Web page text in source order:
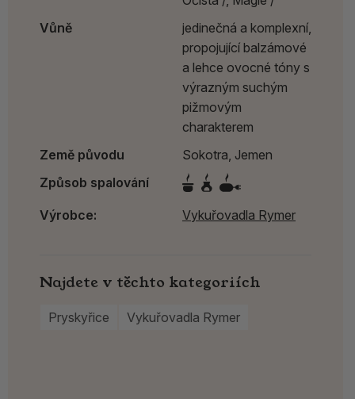
Vůně
jedinečná a komplexní,
propojující balzámové
a lehce ovocné tóny s
výrazným suchým
pižmovým
charakterem
Země původu
Sokotra, Jemen
Způsob spalování
Výrobce: Vykuřovadla Rymer
Najdete v těchto kategoriích
Pryskyřice Vykuřovadla Rymer